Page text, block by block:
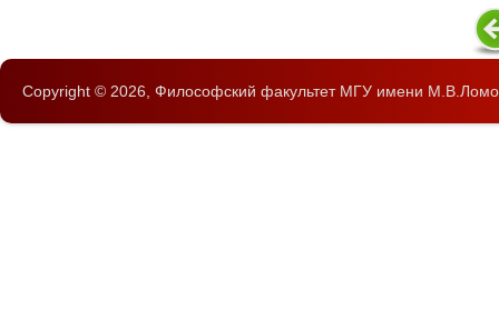
Copyright © 2026, Философский факультет МГУ имени